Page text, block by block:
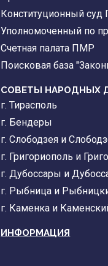
Конституционный
Уполномоченный по
Счетная палата ПМР
Поисковая база
СОВЕТЫ НАРОДНЫХ
г. Тирасполь
г. Бендеры
г. Слободзея и
г. Григориополь и
г. Дубоссары и
г. Рыбница и
г. Каменка и
ИНФОРМАЦИЯ